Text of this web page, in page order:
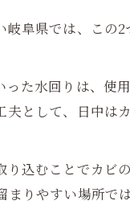
阜県では、この
た水回りは、使
として、日中は
込むことでカビ
りやすい場所で